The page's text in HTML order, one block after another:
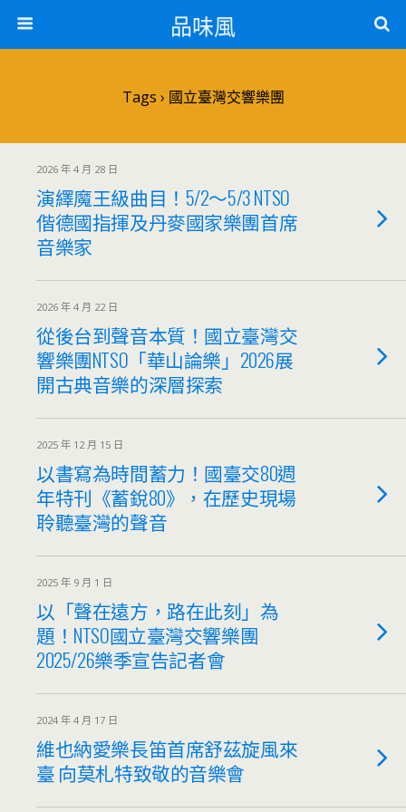
品味風
Tags › 國立臺灣交響樂團
2026 年 4 月 28 日
演繹魔王級曲目！5/2～5/3 NTSO
偕德國指揮及丹麥國家樂團首席
音樂家
2026 年 4 月 22 日
從後台到聲音本質！國立臺灣交
響樂團NTSO「華山論樂」2026展
開古典音樂的深層探索
2025 年 12 月 15 日
以書寫為時間蓄力！國臺交80週
年特刊《蓄銳80》，在歷史現場
聆聽臺灣的聲音
2025 年 9 月 1 日
以「聲在遠方，路在此刻」為
題！NTSO國立臺灣交響樂團
2025/26樂季宣告記者會
2024 年 4 月 17 日
維也納愛樂長笛首席舒茲旋風來
臺 向莫札特致敬的音樂會